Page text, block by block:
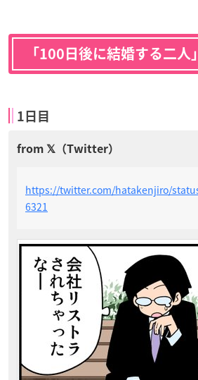
「100日後に結婚する二人」
1日目
https://twitter.com/hatakenjiro/
6321